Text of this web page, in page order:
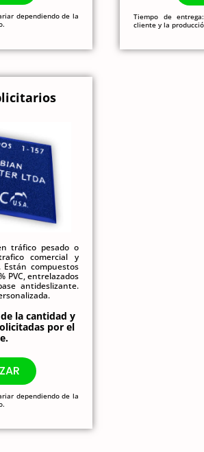
dependiendo de la
Tiempo de
cliente y la
tráfico pesado o
comercial y
Están compuestos
PVC, entrelazados
antideslizante.
la cantidad y
por el
dependiendo de la